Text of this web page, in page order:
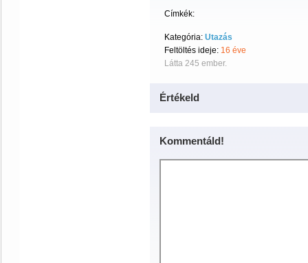
Címkék:
Kategória: Utazás
Feltöltés ideje: 16 éve
Látta 245 ember.
Értékeld
Kommentáld!